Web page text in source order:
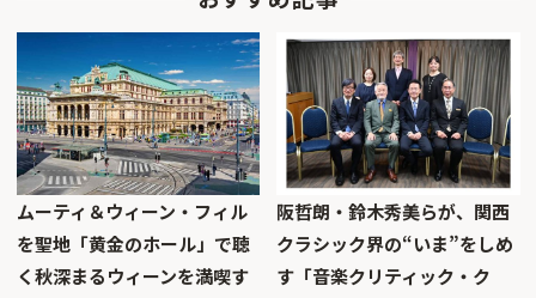
ムーティ＆ウィーン・フィル
を聖地「黄金のホール」で聴
く秋深まるウィーンを満喫す
阪哲朗・鈴木秀美らが、関西
クラシック界の“いま”をしめ
す「音楽クリティック・ク